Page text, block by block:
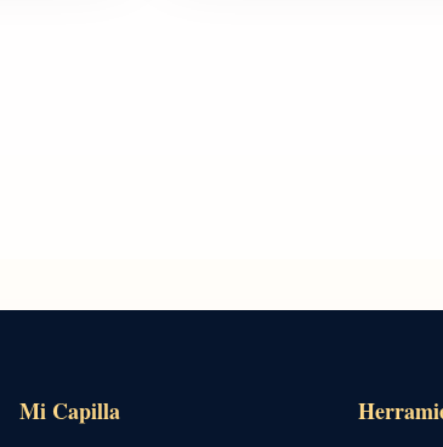
Mi Capilla